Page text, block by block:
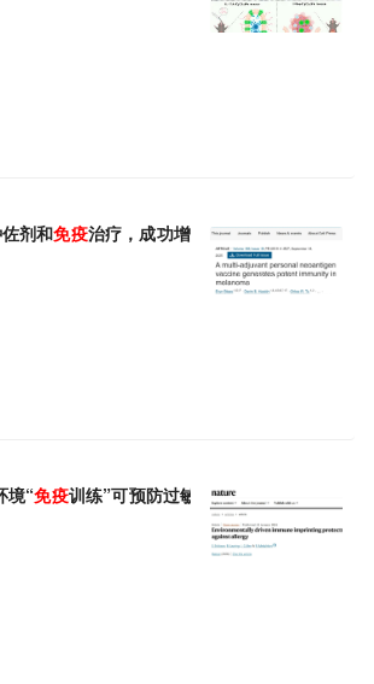
剂和免疫治疗，成功增强新抗原疫苗免疫反应
境“免疫训练”可预防过敏：环境刺激诱导持久